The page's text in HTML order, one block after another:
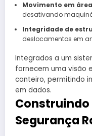
Movimento em
desativando
Integridade de
deslocamentos em
Integrados a um
fornecem uma visão
canteiro, permitindo
em dados.
Segurança